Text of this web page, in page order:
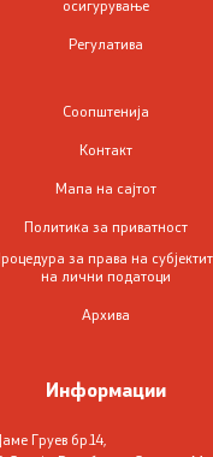
заштита
осигурување
Регулатива
Соопштенија
Контакт
Мапа на сајтот
Политика за приватност
за права на
на лични податоци
Архива
Информации
Груев бр.14,